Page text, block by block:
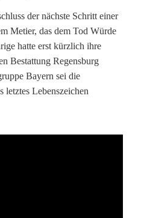
der nächste Schritt einer
Metier, das dem Tod Würde
hatte erst kürzlich ihre
Bestattung Regensburg
Bayern sei die
letztes Lebenszeichen